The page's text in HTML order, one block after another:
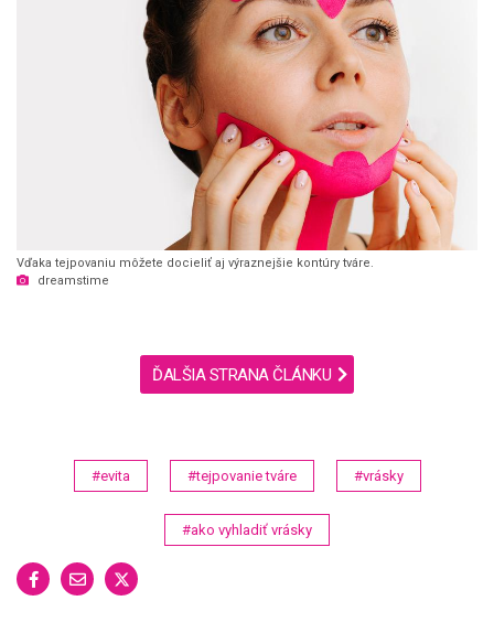
Vďaka tejpovaniu môžete docieliť aj výraznejšie kontúry tváre.
dreamstime
ĎALŠIA STRANA ČLÁNKU
#evita #tejpovanie tváre #vrásky
#ako vyhladiť vrásky